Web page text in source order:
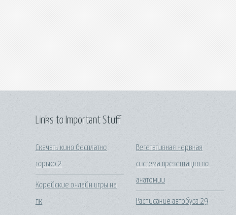
Links to Important Stuff
Скачать кино бесплатно
горько 2
Корейские онлайн игры на
пк
Вегетативная нервная
система презентация по
анатомии
Расписание автобуса 29